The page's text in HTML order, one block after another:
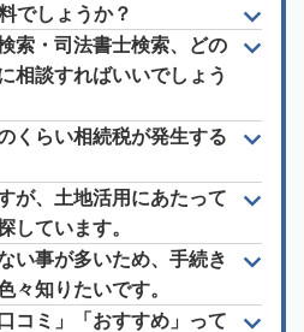
でしょうか？
索・司法書士検索、どの
相談すればいいでしょう
くらい相続税が発生する
が、土地活用にあたって
しています。
い事が多いため、手続き
々知りたいです。
コミ」「おすすめ」って